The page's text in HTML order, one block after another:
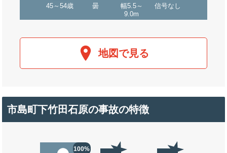
45～54歳 曇
幅5.5～
9.0m
信号なし
地図で見る
市島町下竹田石原の事故の特徴
100%